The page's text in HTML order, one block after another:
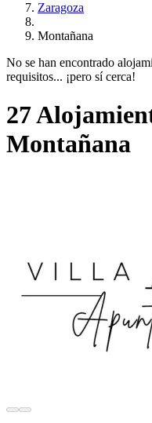
Zaragoza
Montañana
No se han encontrado
requisitos... ¡pero sí cerca!
27
Montañana